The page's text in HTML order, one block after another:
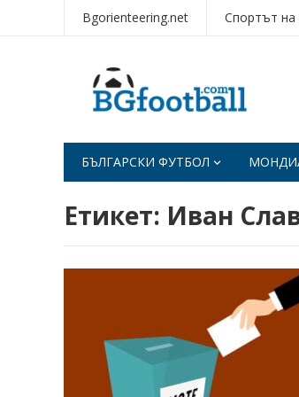
Bgorienteering.net Спортът на
БЪЛГАРСКИ ФУТБОЛ
Етикет: Иван